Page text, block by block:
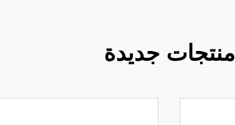
منتجات جديدة